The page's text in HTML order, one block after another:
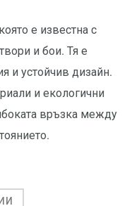
е известна с
и бои. Тя е
и устойчив дизайн.
и екологични
връзка между